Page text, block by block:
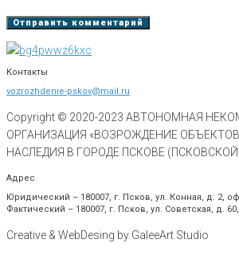
Контакты
vozrozhdenie-pskov@mail.ru
Copyright © 2020-2023 АВТОНОМНАЯ
ОРГАНИЗАЦИЯ «ВОЗРОЖДЕНИЕ
НАСЛЕДИЯ В ГОРОДЕ ПСКОВЕ
Адрес
Юридический – 180007, г. Псков, ул. Конная, д. 2,
Фактический – 180007, г. Псков, ул. Советская, д.
Creative & WebDesing by GaleeArt Studio